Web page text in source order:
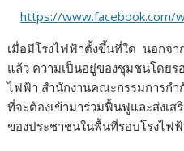
https://www.facebook.com/
เมื่อมีโรงไฟฟ้าตั้งขึ้นที่ใด นอกจ
แล้ว ความเป็นอยู่ของชุมชนโดย
ไฟฟ้า สำนักงานคณะกรรมการก
ที่จะต้องเข้ามาร่วมฟื้นฟูและส่ง
ของประชาชนในพื้นที่รอบโรงไฟ